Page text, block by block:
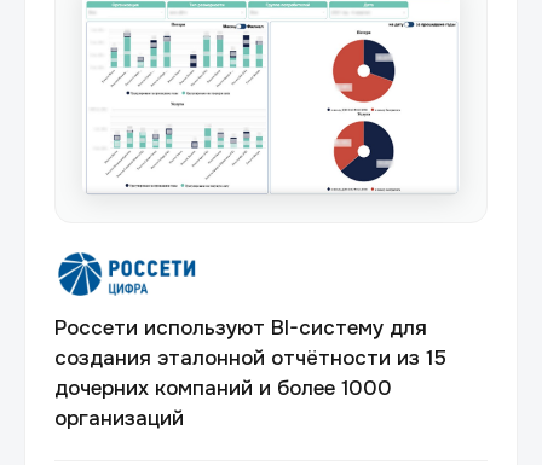
Россети используют BI-систему для
создания эталонной отчётности из 15
дочерних компаний и более 1000
организаций